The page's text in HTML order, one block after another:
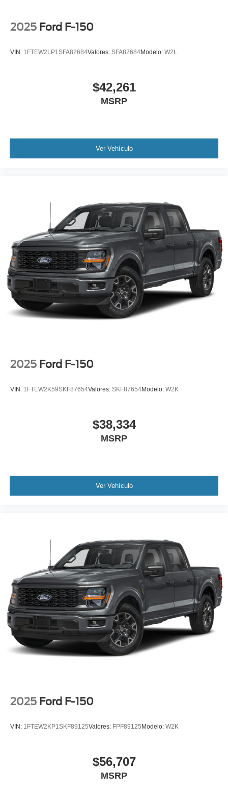
2025 Ford F-150
VIN: 1FTEW2LP1SFA82684Valores: SFA82684Modelo: W2L
$42,261
MSRP
Ver Vehículo
2025 Ford F-150
VIN: 1FTEW2K59SKF87654Valores: SKF87654Modelo: W2K
$38,334
MSRP
Ver Vehículo
2025 Ford F-150
VIN: 1FTEW2KP1SKF89125Valores: FPF89125Modelo: W2K
$56,707
MSRP